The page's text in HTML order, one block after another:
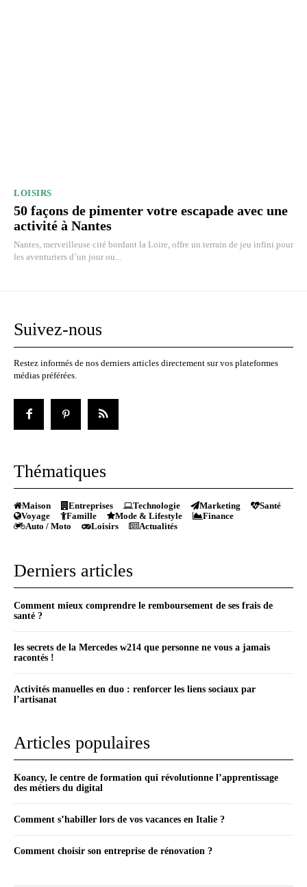
LOISIRS
50 façons de pimenter votre escapade avec une
activité à Nantes
Nantes, merveilleuse cité bordant la Loire, offre un terrain de jeu infini pour
les aventuriers d’un jour ou...
Suivez-nous
Restez informés de nos derniers articles directement sur vos plateformes
médias préférées.
Thématiques
Maison Entreprises Technologie Marketing
Santé
Voyage
Famille Mode & Lifestyle
Finance
Auto / Moto
Loisirs Actualités
Derniers articles
Comment mieux comprendre le remboursement de ses frais de
santé ?
les secrets de la Mercedes w214 que personne ne vous a jamais
racontés !
Activités manuelles en duo : renforcer les liens sociaux par
l’artisanat
Articles populaires
Koancy, le centre de formation qui révolutionne l’apprentissage
des métiers du digital
Comment s’habiller lors de vos vacances en Italie ?
Comment choisir son entreprise de rénovation ?